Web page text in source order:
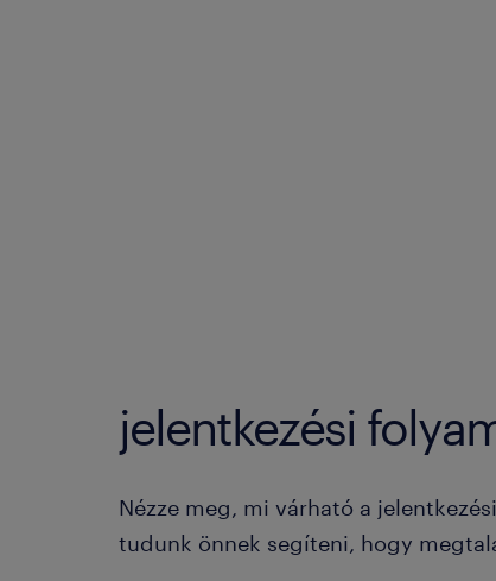
jelentkezési
Nézze meg, mi várható a
tudunk önnek segíteni, hogy